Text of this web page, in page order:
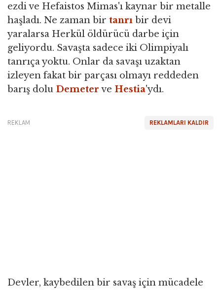
ezdi ve Hefaistos Mimas'ı kaynar bir metalle
haşladı. Ne zaman bir tanrı bir devi
yaralarsa Herkül öldürücü darbe için
geliyordu. Savaşta sadece iki Olimpiyalı
tanrıça yoktu. Onlar da savaşı uzaktan
izleyen fakat bir parçası olmayı reddeden
barış dolu Demeter ve Hestia'ydı.
REKLAMLARI KALDIR
REKLAM
Devler, kaybedilen bir savaş için mücadele